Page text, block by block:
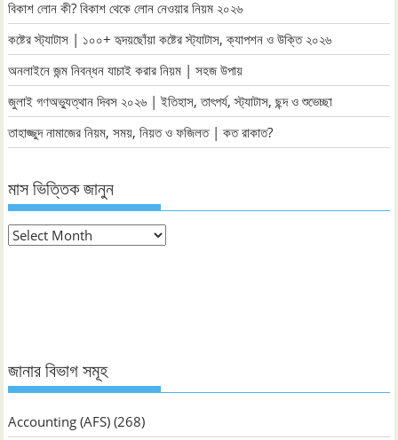
বিকাশ লোন কী? বিকাশ থেকে লোন নেওয়ার নিয়ম ২০২৬
কষ্টের স্ট্যাটাস | ১০০+ হৃদয়ছোঁয়া কষ্টের স্ট্যাটাস, ক্যাপশন ও উক্তি ২০২৬
অনলাইনে জন্ম নিবন্ধন যাচাই করার নিয়ম | সহজ উপায়
জুলাই গণঅভ্যুত্থান দিবস ২০২৬ | ইতিহাস, তাৎপর্য, স্ট্যাটাস, ছন্দ ও শুভেচ্ছা
তাহাজ্জুদ নামাজের নিয়ম, সময়, নিয়ত ও ফজিলত | কত রাকাত?
মাস ভিত্তিক জানুন
মাস
জানার বিভাগ সমূহ
Accounting (AFS) (268)